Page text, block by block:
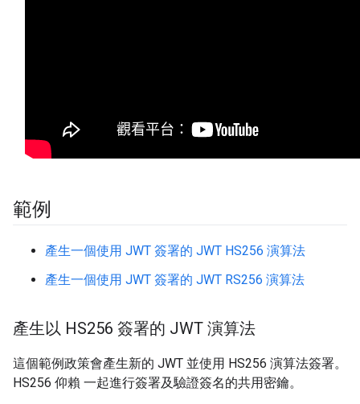
範例
產生一個使用 JWT 簽署的 JWT HS256 演算法
產生一個使用 JWT 簽署的 JWT RS256 演算法
產生以 HS256 簽署的 JWT 演算法
這個範例政策會產生新的 JWT 並使用 HS256 演算法簽署。
HS256 仰賴 一起進行簽署及驗證簽名的共用密鑰。